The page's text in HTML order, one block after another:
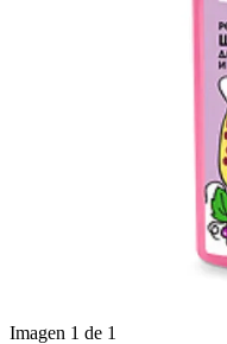
Imagen 1 de 1